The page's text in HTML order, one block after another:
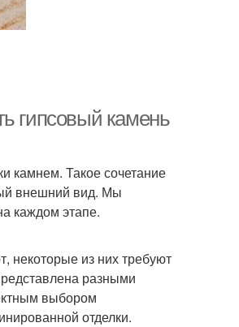
гипсовый камень
камнем. Такое сочетание
внешний вид. Мы
каждом этапе.
некоторые из них требуют
разными
выбором
отделки.